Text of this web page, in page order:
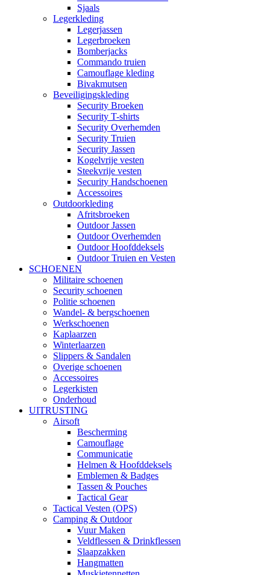
Sjaals
Legerkleding
Legerjassen
Legerbroeken
Bomberjacks
Commando truien
Camouflage kleding
Bivakmutsen
Beveiligingskleding
Security Broeken
Security T-shirts
Security Overhemden
Security Truien
Security Jassen
Kogelvrije vesten
Steekvrije vesten
Security Handschoenen
Accessoires
Outdoorkleding
Afritsbroeken
Outdoor Jassen
Outdoor Overhemden
Outdoor Hoofddeksels
Outdoor Truien en Vesten
SCHOENEN
Militaire schoenen
Security schoenen
Politie schoenen
Wandel- & bergschoenen
Werkschoenen
Kaplaarzen
Winterlaarzen
Slippers & Sandalen
Overige schoenen
Accessoires
Legerkisten
Onderhoud
UITRUSTING
Airsoft
Bescherming
Camouflage
Communicatie
Helmen & Hoofddeksels
Emblemen & Badges
Tassen & Pouches
Tactical Gear
Tactical Vesten (OPS)
Camping & Outdoor
Vuur Maken
Veldflessen & Drinkflessen
Slaapzakken
Hangmatten